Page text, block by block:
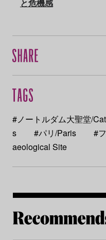
と危機感
#ノートルダム大聖堂/
s
#パリ/Paris #
aeological Site